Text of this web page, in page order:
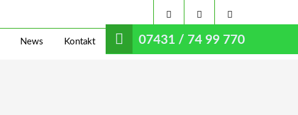
07431 / 74 99 770
News Kontakt